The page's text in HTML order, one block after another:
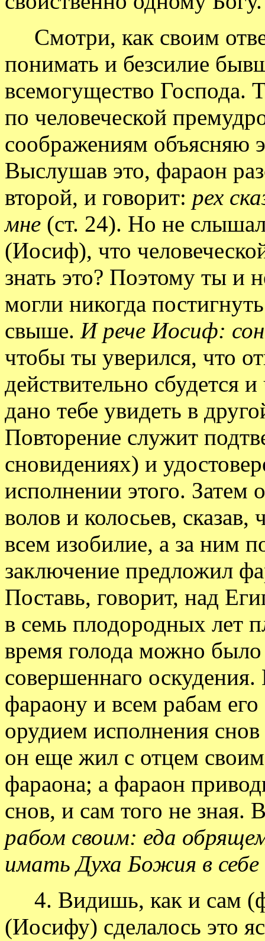
Смотри, как своим
понимать и безсилие
всемогущество Господа.
по человеческой
соображениям объясняю
Выслушав это, фараон
второй, и говорит: рех
мне (ст. 24). Но не
(Иосиф), что
знать это? Поэтому ты и
могли никогда
свыше. И рече Иосиф:
чтобы ты уверился, что
действительно сбудется
дано тебе увидеть в
Повторение служит
сновидениях) и
исполнении этого. Затем
волов и колосьев, сказав,
всем изобилие, а за ним
заключение предложил
Поставь, говорит, над
в семь плодородных лет
время голода можно
совершеннаго
фараону и всем рабам
орудием исполнения
он еще жил с отцем
фараона; а фараон
снов, и сам того не зная.
рабом своим: еда
имать Духа Божия в себе
4. Видишь, как и сам
(Иосифу) сделалось это